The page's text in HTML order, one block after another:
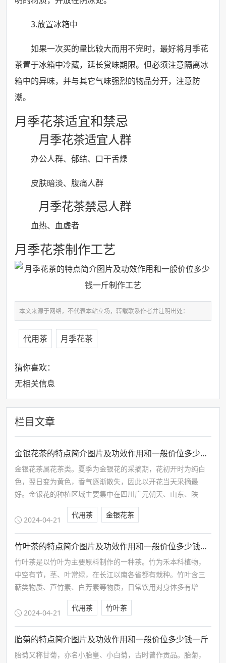
3.放置冰箱中
如果一次买的量比较大而用不完时，最好将月季花
茶置于冰箱中冷藏，延长赏味期限。但必须注意隔离冰
箱中的异味，并与其它气味强烈的物品分开，注意防
潮。
月季花茶适宜和禁忌
月季花茶适宜人群
办公人群、郁结、口干舌燥
皮肤暗淡、腹痛人群
月季花茶禁忌人群
血热、血虚者
月季花茶制作工艺
本文来源于网络，不代表本站立场，转载联系作者并注明出处：
代用茶 月季花茶
猜你喜欢：
无相关信息
栏目文章
金银花茶的特点简介图片及功效作用和一般价位多少钱一斤
金银花茶属花茶类。夏季为金银花的采摘期，花初开时为纯白
色，翌日变为黄色，香气逐渐散失，因此以开花当天采摘最
好。金银花的种植区域主要集中在四川广元朝天、山东、陕
西、河南、河北、湖北、江西、广东等地。河南封丘、山东平
邑和河北巨鹿为中国三大主要产地…
2024-04-21
代用茶 金银花茶
竹叶茶的特点简介图片及功效作用和一般价位多少钱一斤
竹叶茶是以竹叶为主要原料制作的一种茶。竹为禾本科植物，
中空有节，茎、叶常绿，在长江以南各省都有栽种。竹叶含三
萜类物质、芦竹素、白芳素等物质，日常饮用对身体多有增
2024-04-21
代用茶 竹叶茶
胎菊的特点简介图片及功效作用和一般价位多少钱一斤
胎菊又称甘菊，亦名小胎皇、小白菊，古时曾作贡品。胎菊，